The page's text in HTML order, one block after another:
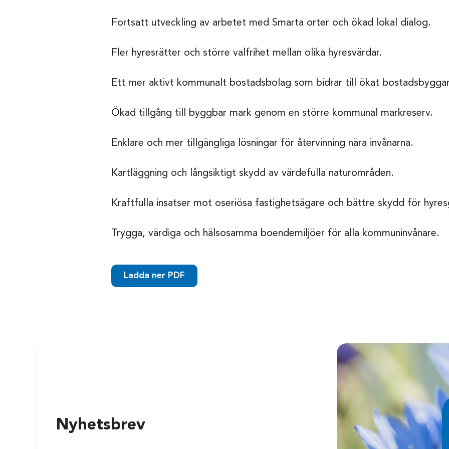
Fortsatt utveckling av arbetet med Smarta orter och ökad lokal dialog.
Fler hyresrätter och större valfrihet mellan olika hyresvärdar.
Ett mer aktivt kommunalt bostadsbolag som bidrar till ökat
Ökad tillgång till byggbar mark genom en större kommunal markreserv.
Enklare och mer tillgängliga lösningar för återvinning nära invånarna.
Kartläggning och långsiktigt skydd av värdefulla naturområden.
Kraftfulla insatser mot oseriösa fastighetsägare och bättre skydd för
Trygga, värdiga och hälsosamma boendemiljöer för alla kommuninvånare.
Ladda ner PDF
Nyhetsbrev